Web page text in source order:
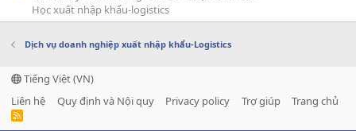
Học xuất nhập khẩu-logistics
Dịch vụ doanh nghiệp xuất nhập khẩu-Logistics
Tiếng Việt (VN)
Liên hệ
Quy định và Nội quy Privacy policy Trợ giúp Trang chủ
R